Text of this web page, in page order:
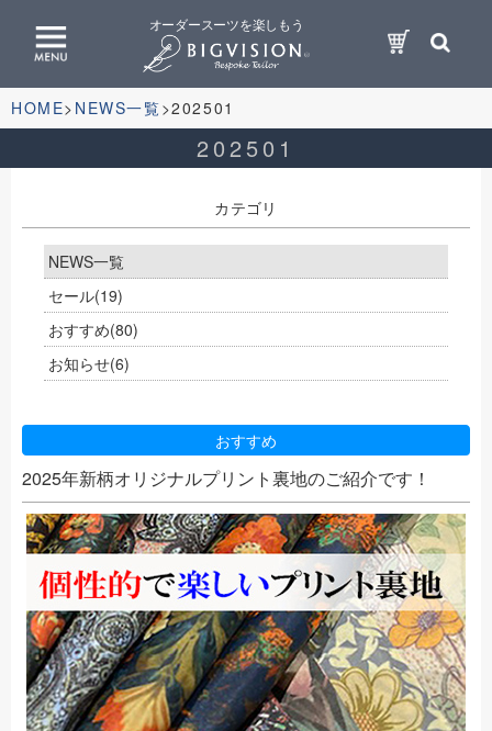
オーダースーツを楽しもう
HOME NEWS一覧 202501
202501
カテゴリ
NEWS一覧
セール(19)
おすすめ(80)
お知らせ(6)
おすすめ
2025年新柄オリジナルプリント裏地のご紹介です！